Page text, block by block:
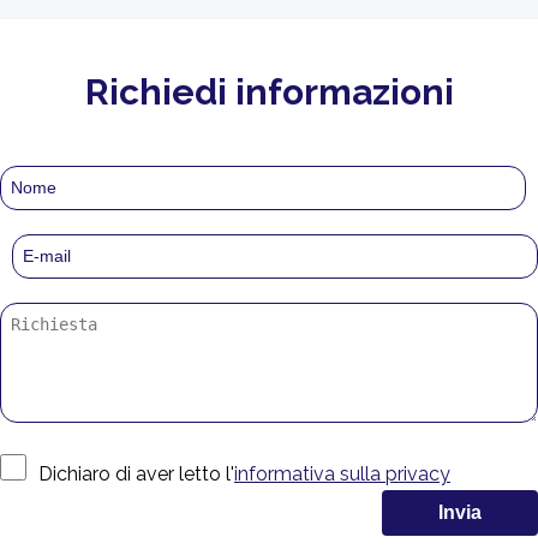
Richiedi informazioni
Dichiaro di aver letto l'informativa sulla privacy